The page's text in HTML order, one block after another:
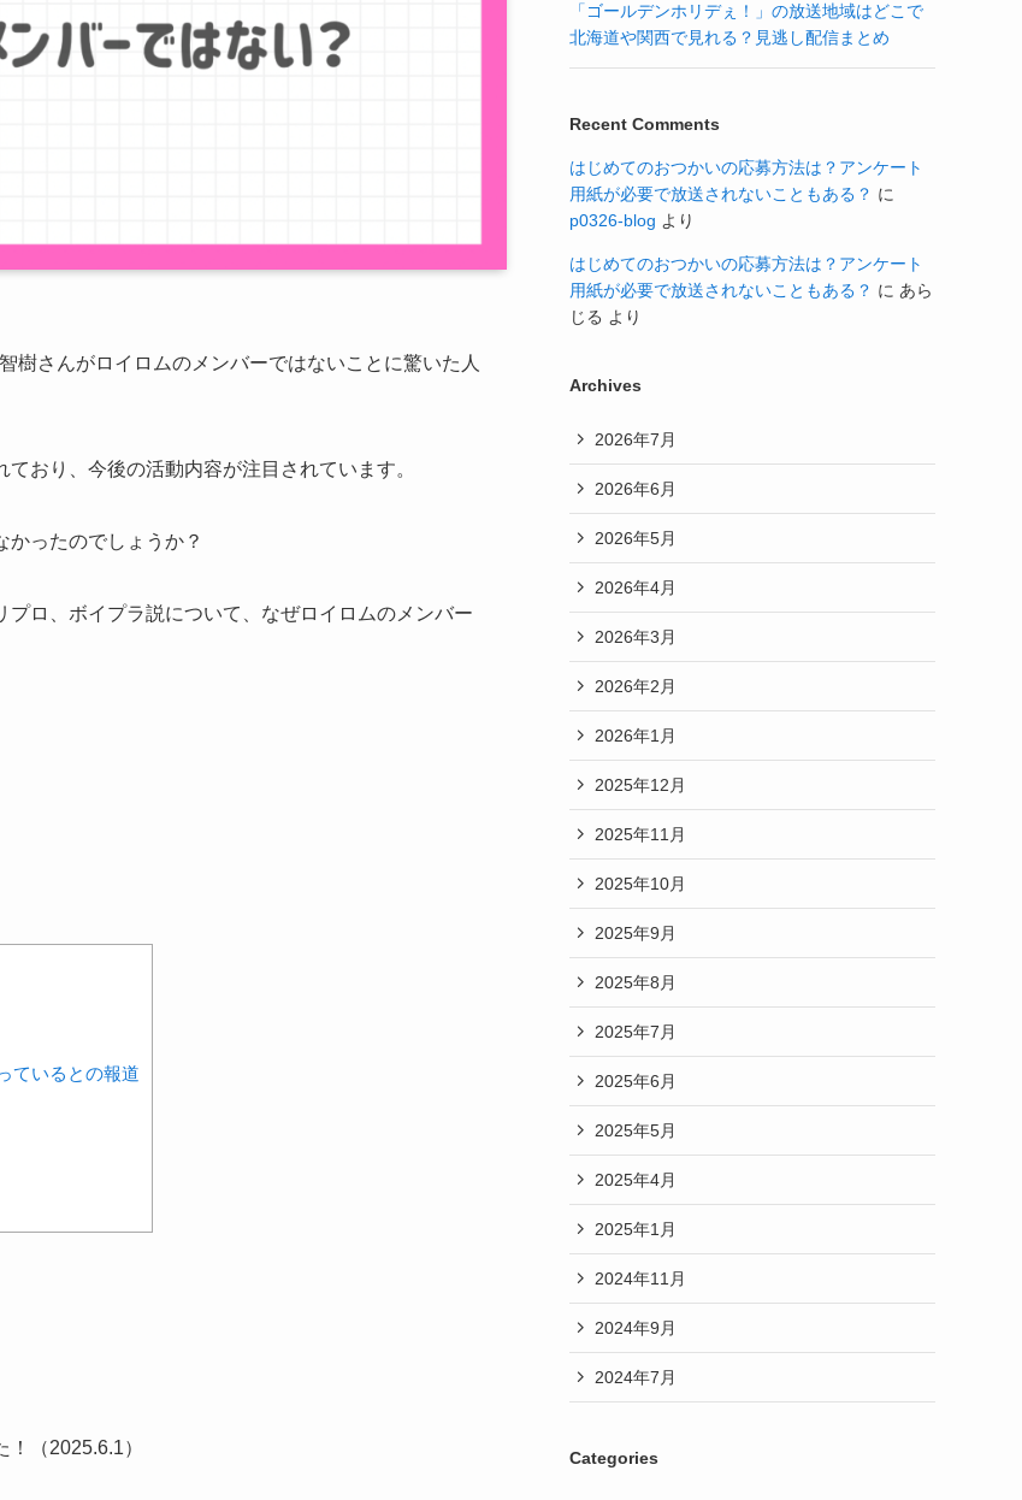
樹さんがロイロムのメンバーではないことに驚いた人
おり、今後の活動内容が注目されています。
かったのでしょうか？
ロ、ボイプラ説について、なぜロイロムのメンバー
ているとの報道
（2025.6.1）
「ゴールデンホリデぇ！」の放送地域はどこで
北海道や関西で見れる？見逃し配信まとめ
Recent Comments
はじめてのおつかいの応募方法は？アンケート
用紙が必要で放送されないこともある？ に
p0326-blog より
はじめてのおつかいの応募方法は？アンケート
用紙が必要で放送されないこともある？ に あら
じる より
Archives
2026年7月
2026年6月
2026年5月
2026年4月
2026年3月
2026年2月
2026年1月
2025年12月
2025年11月
2025年10月
2025年9月
2025年8月
2025年7月
2025年6月
2025年5月
2025年4月
2025年1月
2024年11月
2024年9月
2024年7月
Categories